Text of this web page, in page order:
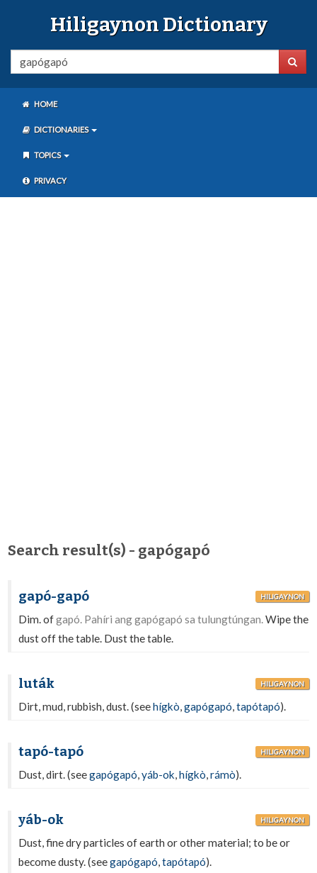
Hiligaynon Dictionary
HOME
DICTIONARIES
TOPICS
PRIVACY
Search result(s) - gapógapó
gapó-gapó HILIGAYNON
Dim. ofgapó. Pahíri ang gapógapó sa tulungtúngan.Wipe the
dust off the table. Dust the table.
luták HILIGAYNON
Dirt, mud, rubbish, dust. (seehígkò,gapógapó,tapótapó).
tapó-tapó HILIGAYNON
Dust, dirt. (seegapógapó,yáb-ok,hígkò,rámò).
yáb-ok HILIGAYNON
Dust, fine dry particles of earth or other material; to be or
become dusty. (seegapógapó,tapótapó).